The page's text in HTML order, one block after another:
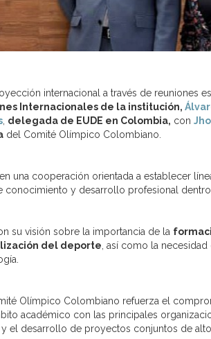
internacional a través de reuniones
Internacionales de la institución,
delegada de EUDE en Colombia, con
del Comité Olímpico Colombiano
una cooperación orientada a establecer
conocimiento y desarrollo profesional
su visión sobre la importancia de la
del deporte , así como la
Olímpico Colombiano refuerza el
académico con las principales
el desarrollo de proyectos conjuntos de alto